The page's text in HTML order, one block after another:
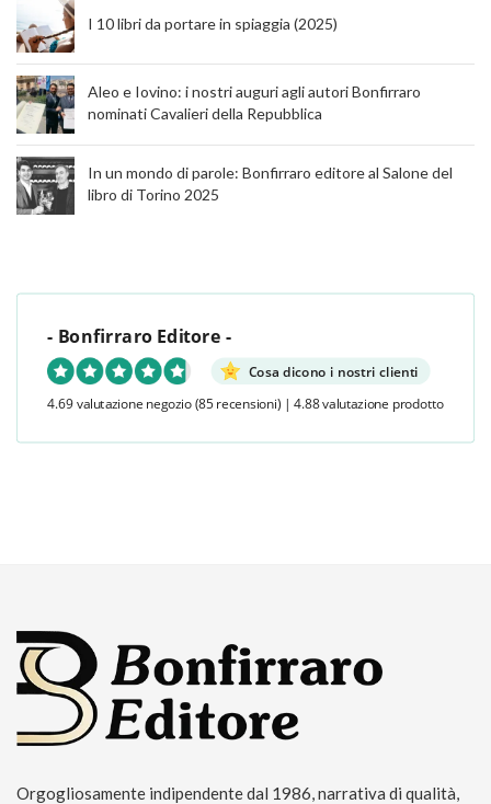
I 10 libri da portare in spiaggia (2025)
Aleo e Iovino: i nostri auguri agli autori Bonfirraro
nominati Cavalieri della Repubblica
In un mondo di parole: Bonfirraro editore al Salone del
libro di Torino 2025
- Bonfirraro Editore -
Cosa dicono i nostri clienti
4.69 valutazione negozio (85 recensioni) | 4.88 valutazione prodotto
Orgogliosamente indipendente dal 1986, narrativa di qualità,